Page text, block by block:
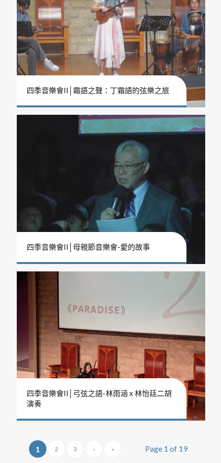
四季音樂會II│霜語之聲：丁霜語的弦樂之旅
四季音樂會II│母親節音樂會-愛的故事
四季音樂會II│弓弦之語-林雨涵 x 林怡廷二胡
演奏
Page 1 of 19
1 2 3 › »